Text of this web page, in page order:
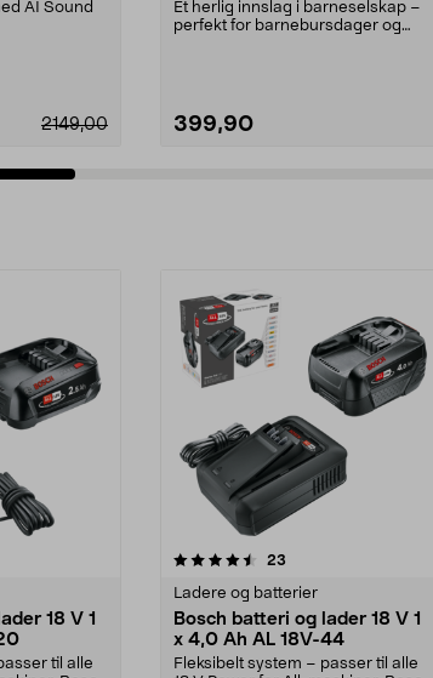
AI Sound
2149,00
Et herlig innslag i barneselskap –
perfekt for barnebursdager og
399,90
18 V 1
til alle
23
Ladere og batterier
Bosch batteri og lader 18 V 1
x 4,0 Ah AL 18V-44
Fleksibelt system – passer til alle